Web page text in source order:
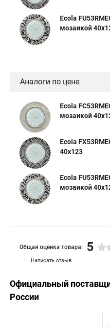
Ecola
мозаикой
Аналоги по цене
Ecola
мозаикой
Ecola
40x123
Ecola
мозаикой
Написать отзыв
Общая оценка товара: 5
Официальный
России